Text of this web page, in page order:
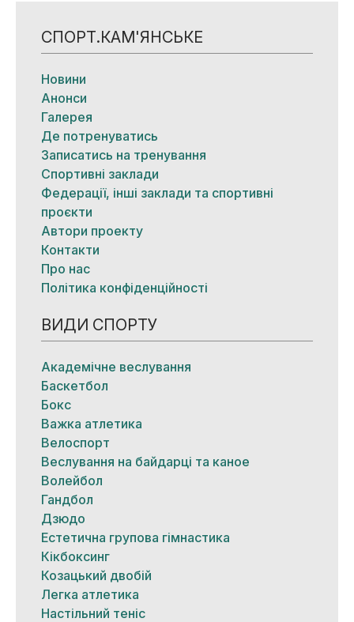
СПОРТ.КАМ'ЯНСЬКЕ
Новини
Анонси
Галерея
Де потренуватись
Записатись на тренування
Спортивні заклади
Федерації, інші заклади та спортивні
проєкти
Автори проекту
Контакти
Про нас
Політика конфіденційності
ВИДИ СПОРТУ
Академічне веслування
Баскетбол
Бокс
Важка атлетика
Велоспорт
Веслування на байдарці та каное
Волейбол
Гандбол
Дзюдо
Естетична групова гімнастика
Кікбоксинг
Козацький двобій
Легка атлетика
Настільний теніс